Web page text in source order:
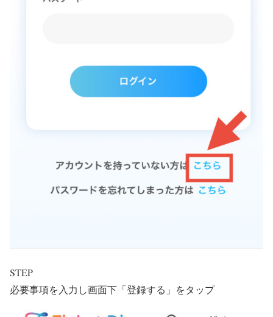
STEP
必要事項を入力し画面下「登録する」をタップ